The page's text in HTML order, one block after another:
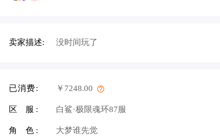
卖家描述: 没时间玩了
已消费: ￥7248.00
区 服: 白鲨·极限魂环87服
角 色: 大梦谁先觉